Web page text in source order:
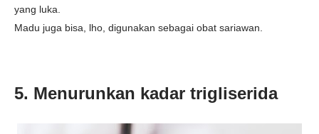
yang luka.
Madu juga bisa, lho, digunakan sebagai obat sariawan.
5. Menurunkan kadar trigliserida